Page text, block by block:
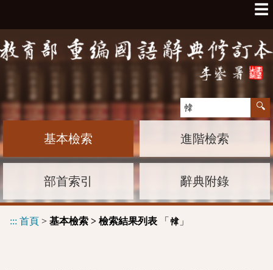
☰
基本檢索 進階檢索
部首索引 辭典附錄
::: 首頁 > 基本檢索 > 檢索結果列表 「 幃 」